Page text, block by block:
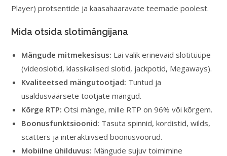
Player) protsentide ja kaasahaaravate teemade poolest.
Mida otsida slotimängijana
Mängude mitmekesisus: Lai valik erinevaid slotitüüpe
(videoslotid, klassikalised slotid, jackpotid, Megaways).
Kvaliteetsed mängutootjad: Tuntud ja
usaldusväärsete tootjate mängud.
Kõrge RTP: Otsi mänge, mille RTP on 96% või kõrgem.
Boonusfunktsioonid: Tasuta spinnid, kordistid, wilds,
scatters ja interaktiivsed boonusvoorud.
Mobiilne ühilduvus: Mängude sujuv toimimine